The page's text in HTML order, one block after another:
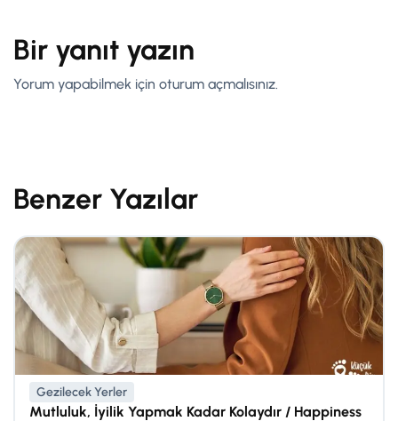
Bir yanıt yazın
Yorum yapabilmek için oturum açmalısınız.
Benzer Yazılar
Gezilecek Yerler
Mutluluk, İyilik Yapmak Kadar Kolaydır / Happiness